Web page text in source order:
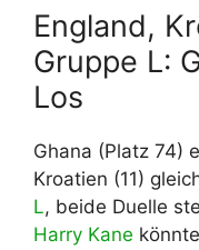
England,
Gruppe L:
Los
Ghana (Platz 74)
Kroatien (11)
L, beide Duelle
Harry Kane